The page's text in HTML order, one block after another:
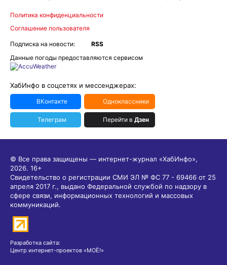
Политика конфиденциальности
Соглашение пользователя
Подписка на новости:
RSS
Данные погоды предоставляются сервисом
ХабИнфо в соцсетях и мессенджерах:
ВКонтакте Одноклассники
Телеграм Перейти в Дзен
© Все права защищены — интернет-журнал «ХабИнфо»,
2026. 16+
Свидетельство о регистрации СМИ ЭЛ № ФС 77 - 69466 от 25
апреля 2017 г., выдано Федеральной службой по надзору в
сфере связи, информационных технологий и массовых
коммуникаций.
Разработка сайта:
Центр интернет-проектов «МОЁ!»